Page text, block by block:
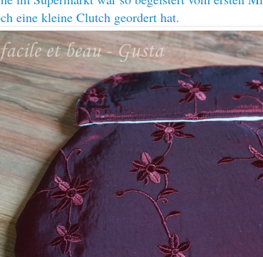
eine kleine Clutch geordert hat.